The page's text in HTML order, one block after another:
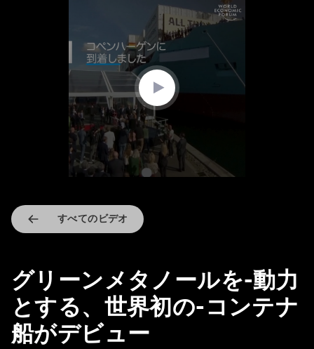
すべてのビデオ
グリーンメタノールを-動力
とする、世界初の-コンテナ
船がデビュー